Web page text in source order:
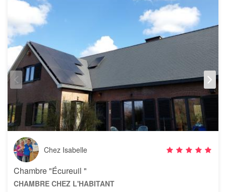
Chez Isabelle
Chambre "Écureuil "
CHAMBRE CHEZ L'HABITANT